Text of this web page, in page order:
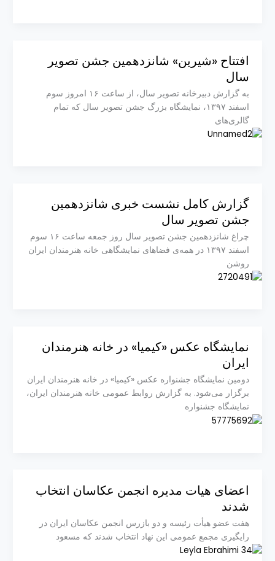
افتتاح «شیرین» شانزدهمین جشن تصویر
سال
به گزارش دبیرخانه تصویر سال، از ساعت ۱۶ امروز سوم
اسفند ۱۳۹۷، نمایشگاه بزرگ جشن تصویر سال که تمام
گالری‌های
گزارش کامل نشست خبری شانزدهمین
جشن تصویر سال
چراغ شانزدهمین جشن تصویر سال روز جمعه ساعت ۱۶ سوم
اسفند ۱۳۹۷ در همه‌ی فضاهای نمایشگاهی خانه هنرمندان ایران
روشن
نمایشگاه عکس «کیمیا» در خانه هنرمندان
ایران
دومین نمایشگاه جشنواره عکس «کیمیا» در خانه هنرمندان ایران
برگزار می‌شود. به گزارش روابط عمومی خانه هنرمندان ایران،
نمایشگاه جشنواره
اعضای هیات مدیره انجمن عکاسان انتخاب
شدند
هفت عضو هیأت رئیسه و دو بازرس انجمن عکاسان ایران در
رای‫گیری مجمع عمومی این نهاد انتخاب شدند که مسعود